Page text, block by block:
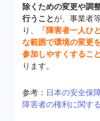
除くための変更や調
行うことが、事業者
り、
「障害者一人ひ
な範囲で環境の変更
参加しやすくすること
ります。
参考： 日本の安全保
障害者の権利に関す